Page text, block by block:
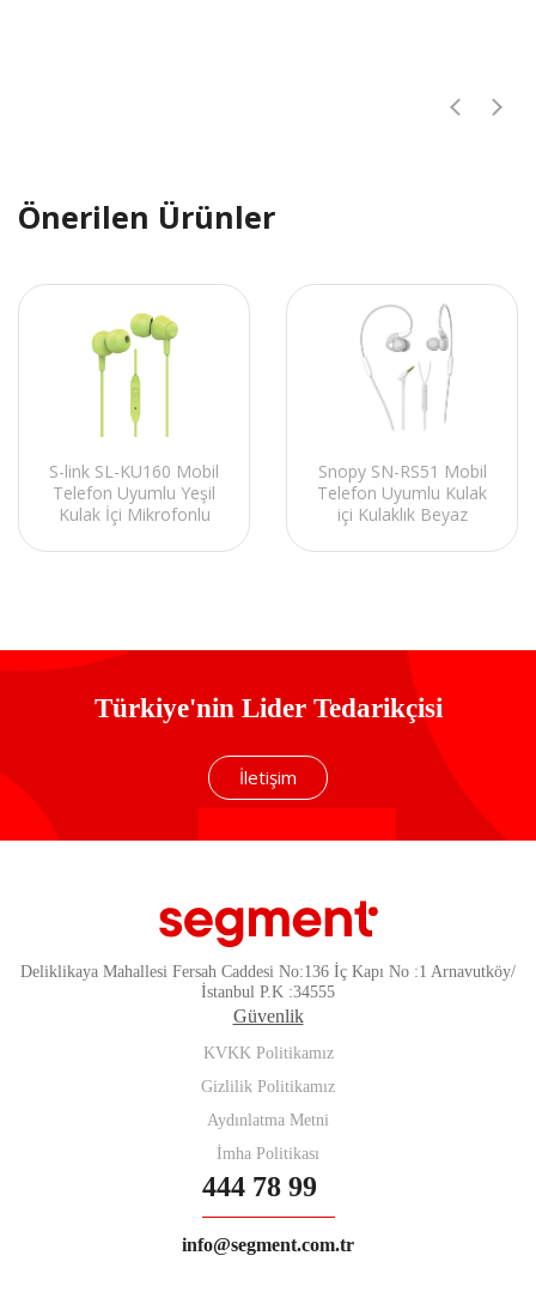
Önerilen Ürünler
S-link SL-KU160 Mobil
Telefon Uyumlu Yeşil
Kulak İçi Mikrofonlu
Snopy SN-RS51 Mobil
Telefon Uyumlu Kulak
içi Kulaklık Beyaz
Türkiye'nin Lider Tedarikçisi
İletişim
Deliklikaya Mahallesi Fersah Caddesi No:136 İç Kapı No :1 Arnavutköy/
İstanbul P.K :34555
Güvenlik
KVKK Politikamız
Gizlilik Politikamız
Aydınlatma Metni
İmha Politikası
444 78 99
info@segment.com.tr